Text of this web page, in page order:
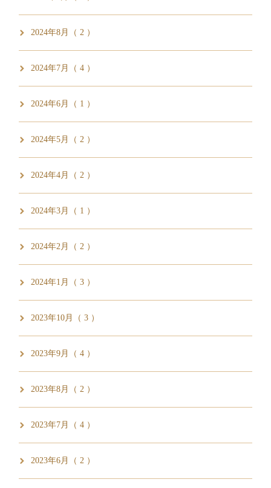
2024年8月（ 2 ）
2024年7月（ 4 ）
2024年6月（ 1 ）
2024年5月（ 2 ）
2024年4月（ 2 ）
2024年3月（ 1 ）
2024年2月（ 2 ）
2024年1月（ 3 ）
2023年10月（ 3 ）
2023年9月（ 4 ）
2023年8月（ 2 ）
2023年7月（ 4 ）
2023年6月（ 2 ）